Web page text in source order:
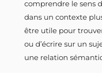
comprendre le sens
dans un contexte
être utile pour
ou d’écrire sur un
une relation